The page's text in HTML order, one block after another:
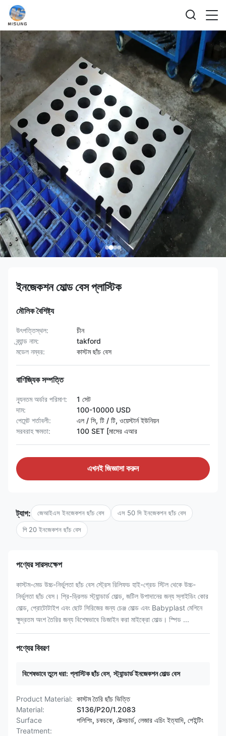
ইনজেকশন মোল্ড বেস প্লাস্টিক
মৌলিক বৈশিষ্ট্য
উৎপত্তিস্থল:
চীন
ব্র্যান্ড নাম:
takford
মডেল নম্বর:
কাস্টম ছাঁচ বেস
বাণিজ্যিক সম্পত্তি
ন্যূনতম অর্ডার পরিমাণ:
1 সেট
দাম:
100-10000 USD
পেমেন্ট শর্তাবলী:
এল / সি, টি / টি, ওয়েস্টার্ন ইউনিয়ন
সরবরাহ ক্ষমতা:
100 SET [মাসের এআর
এখনই জিজ্ঞাসা করুন
ট্যাগ: জেআইএস ইনজেকশন ছাঁচ বেস এস 50 সি ইনজেকশন ছাঁচ বেস
পি 20 ইনজেকশন ছাঁচ বেস
পণ্যের সারসংক্ষেপ
কাস্টম-মেড উচ্চ-নির্ভুলতা ছাঁচ বেস স্ট্রেস রিলিফড হাই-গ্রেড স্টিল থেকে উচ্চ-
নির্ভুলতা ছাঁচ বেস। প্রি-ড্রিলড স্ট্যান্ডার্ড মোল্ড, জটিল উপাদানের জন্য স্লাইডিং কোর
মোল্ড, প্রোটোটাইপ এবং ছোট সিরিজের জন্য চেঞ্জ মোল্ড এবং Babyplast মেশিনে
ক্ষুদ্রতম অংশ তৈরির জন্য বিশেষভাবে ডিজাইন করা মাইক্রো মোল্ড। স্পিড ...
পণ্যের বিবরণ
বিশেষভাবে তুলে ধরা: প্লাস্টিক ছাঁচ বেস,স্ট্যান্ডার্ড ইনজেকশন মোল্ড বেস
Product Material: কাস্টম তৈরি ছাঁচ ভিত্তি
Material:
S136/P20/1.2083
Surface
Treatment:
পলিশিং, চকচকে, টেক্সচার্ড, লেজার এচিং ইত্যাদি, পেইন্টিং